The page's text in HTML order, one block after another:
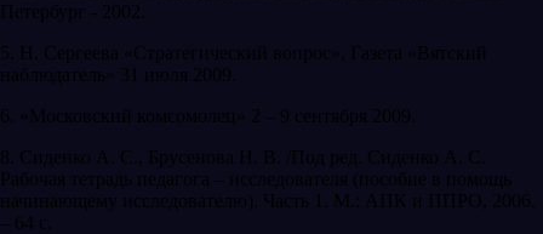
Петербург - 2002.
5. Н. Сергеева «Стратегический вопрос», Газета «Вятский
наблюдатель» 31 июля 2009.
6. «Московский комсомолец» 2 – 9 сентября 2009.
8. Сиденко А. С., Брусенова Н. В. /Под ред. Сиденко А. С.
Рабочая тетрадь педагога – исследователя (пособие в помощь
начинающему исследователю). Часть 1. М.: АПК и ППРО, 2006.
– 64 с.